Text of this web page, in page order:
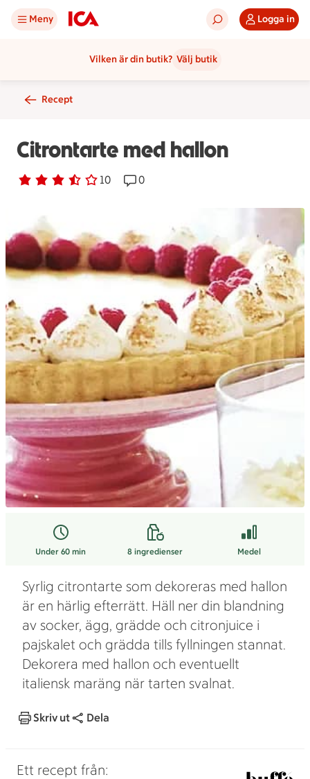
Meny Logga in
Vilken är din butik? Välj butik
Recept
Citrontarte med hallon
Betyg 3.4 av 5. 10
10 personer har röstatReceptet har 0 kommentarer
0
Under 60 min 8 ingredienser Medel
Syrlig citrontarte som dekoreras med hallon
är en härlig efterrätt. Häll ner din blandning
av socker, ägg, grädde och citronjuice i
pajskalet och grädda tills fyllningen stannat.
Dekorera med hallon och eventuellt
italiensk maräng när tarten svalnat.
Skriv ut Dela
Ett recept från: